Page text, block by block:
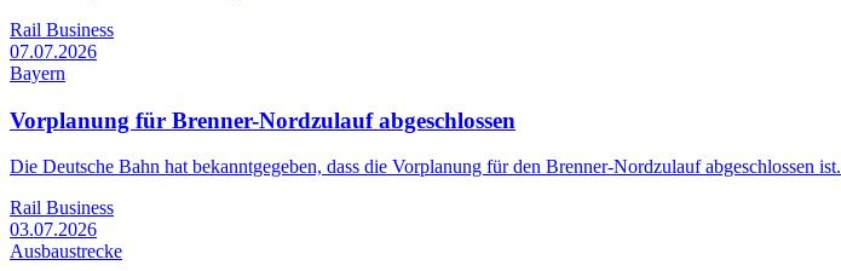
Rail Business
07.07.2026
Bayern
Vorplanung für Brenner-Nordzulauf abgeschlossen
Die Deutsche Bahn hat bekanntgegeben, dass die Vorplanung für den Brenner-Nordzulauf abgeschlossen ist.
Rail Business
03.07.2026
Ausbaustrecke